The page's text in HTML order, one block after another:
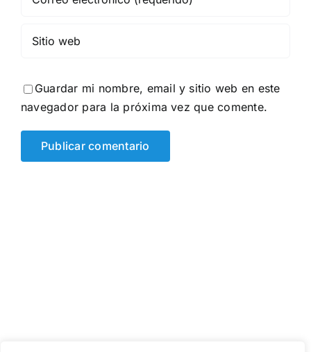
Guardar mi nombre, email y sitio web en este
navegador para la próxima vez que comente.